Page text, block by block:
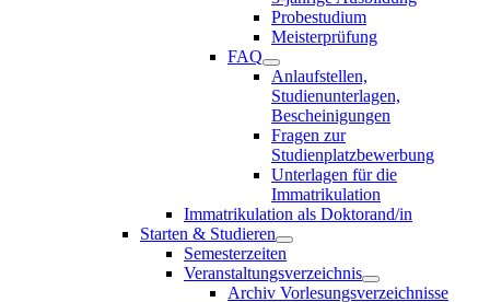
Probestudium
Meisterprüfung
FAQ
Anlaufstellen,
Studienunterlagen,
Bescheinigungen
Fragen zur
Studienplatzbewerbung
Unterlagen für die
Immatrikulation
Immatrikulation als Doktorand/in
Starten & Studieren
Semesterzeiten
Veranstaltungsverzeichnis
Archiv Vorlesungsverzeichnisse